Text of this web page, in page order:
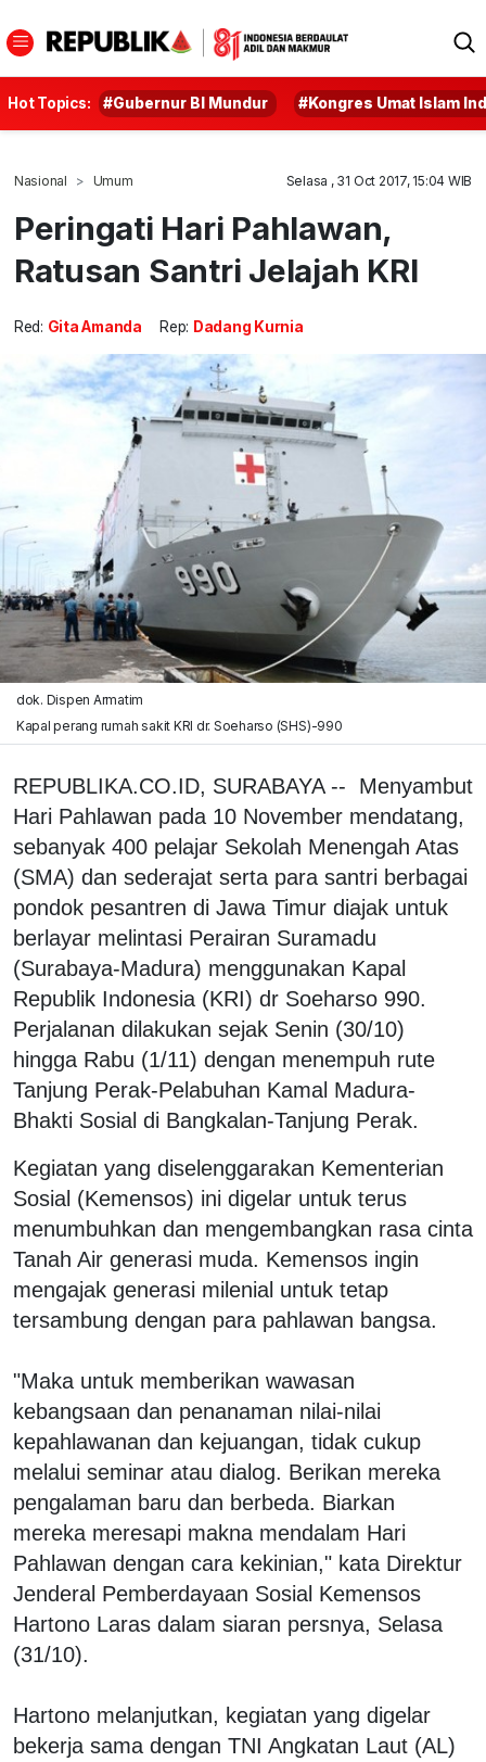
Hot Topics: #Gubernur BI Mundur #Kongres Umat Islam
Nasional Umum Selasa , 31 Oct 2017, 15:04 WIB
Peringati Hari Pahlawan,
Ratusan Santri Jelajah KRI
Red: Gita Amanda Rep: Dadang Kurnia
dok. Dispen Armatim
Kapal perang rumah sakit KRI dr. Soeharso (SHS)-990
REPUBLIKA.CO.ID, SURABAYA -- Menyambut
Hari Pahlawan pada 10 November mendatang,
sebanyak 400 pelajar Sekolah Menengah Atas
(SMA) dan sederajat serta para santri berbagai
pondok pesantren di Jawa Timur diajak untuk
berlayar melintasi Perairan Suramadu
(Surabaya-Madura) menggunakan Kapal
Republik Indonesia (KRI) dr Soeharso 990.
Perjalanan dilakukan sejak Senin (30/10)
hingga Rabu (1/11) dengan menempuh rute
Tanjung Perak-Pelabuhan Kamal Madura-
Bhakti Sosial di Bangkalan-Tanjung Perak.
Kegiatan yang diselenggarakan Kementerian
Sosial (Kemensos) ini digelar untuk terus
menumbuhkan dan mengembangkan rasa cinta
Tanah Air generasi muda. Kemensos ingin
mengajak generasi milenial untuk tetap
tersambung dengan para pahlawan bangsa.
"Maka untuk memberikan wawasan
kebangsaan dan penanaman nilai-nilai
kepahlawanan dan kejuangan, tidak cukup
melalui seminar atau dialog. Berikan mereka
pengalaman baru dan berbeda. Biarkan
mereka meresapi makna mendalam Hari
Pahlawan dengan cara kekinian," kata Direktur
Jenderal Pemberdayaan Sosial Kemensos
Hartono Laras dalam siaran persnya, Selasa
(31/10).
Hartono melanjutkan, kegiatan yang digelar
bekerja sama dengan TNI Angkatan Laut (AL)